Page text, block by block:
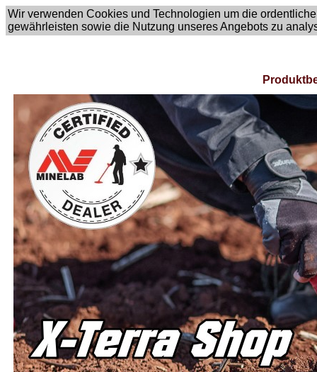
Wir verwenden Cookies und Technologien um die
gewährleisten sowie die Nutzung unseres Angebots zu